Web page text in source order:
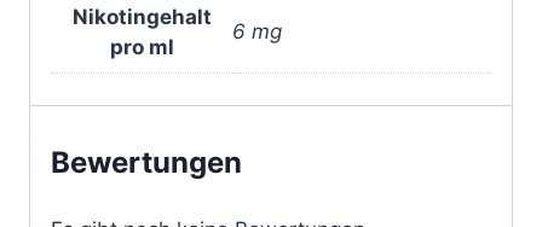
Nikotingehalt
pro ml
6 mg
Bewertungen